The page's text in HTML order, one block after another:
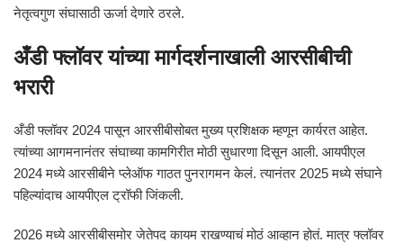
नेतृत्वगुण संघासाठी ऊर्जा देणारे ठरले.
अँडी फ्लॉवर यांच्या मार्गदर्शनाखाली आरसीबीची
भरारी
अँडी फ्लॉवर 2024 पासून आरसीबीसोबत मुख्य प्रशिक्षक म्हणून कार्यरत आहेत.
त्यांच्या आगमनानंतर संघाच्या कामगिरीत मोठी सुधारणा दिसून आली. आयपीएल
2024 मध्ये आरसीबीने प्लेऑफ गाठत पुनरागमन केलं. त्यानंतर 2025 मध्ये संघाने
पहिल्यांदाच आयपीएल ट्रॉफी जिंकली.
2026 मध्ये आरसीबीसमोर जेतेपद कायम राखण्याचं मोठं आव्हान होतं. मात्र फ्लॉवर